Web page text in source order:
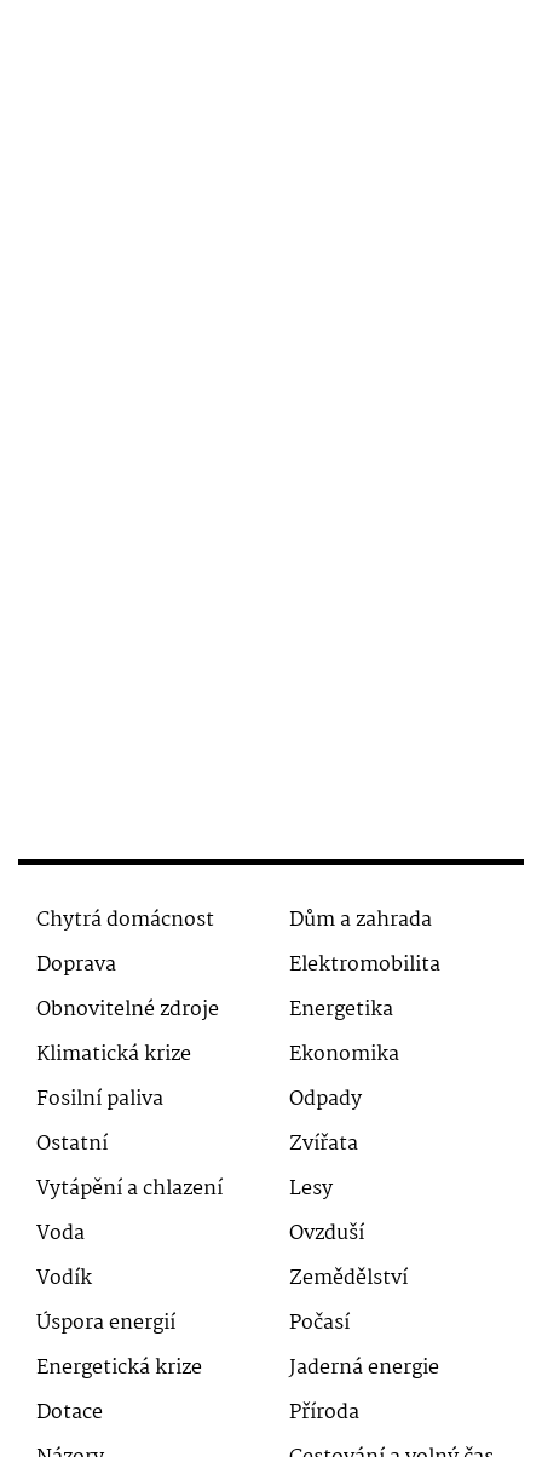
Chytrá domácnost
Dům a zahrada
Doprava
Elektromobilita
Obnovitelné zdroje
Energetika
Klimatická krize
Ekonomika
Fosilní paliva
Odpady
Ostatní
Zvířata
Vytápění a chlazení
Lesy
Voda
Ovzduší
Vodík
Zemědělství
Úspora energií
Počasí
Energetická krize
Jaderná energie
Dotace
Příroda